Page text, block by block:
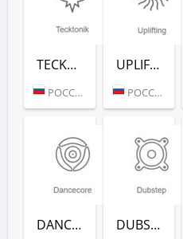
TECKTONIK (РАДИО РЕКОРД)
РОССИЯ (МОСКВА)
UPLIFTING (РАДИО РЕКОРД)
РОССИЯ (МОСКВА)
DANCECORE (РАДИО РЕКОРД) DUBSTEP (РАДИО РЕКОРД)